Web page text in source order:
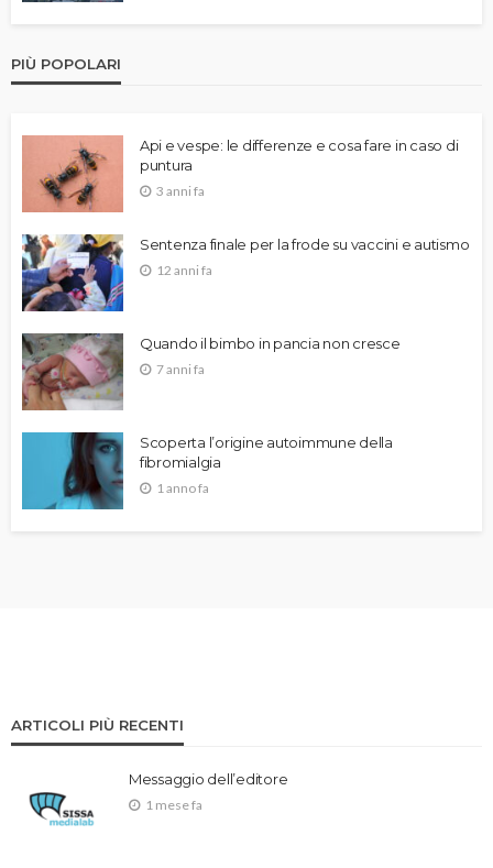
PIÙ POPOLARI
Api e vespe: le differenze e cosa fare in caso di
puntura
3 anni fa
Sentenza finale per la frode su vaccini e autismo
12 anni fa
Quando il bimbo in pancia non cresce
7 anni fa
Scoperta l’origine autoimmune della
fibromialgia
1 anno fa
ARTICOLI PIÙ RECENTI
Messaggio dell’editore
1 mese fa